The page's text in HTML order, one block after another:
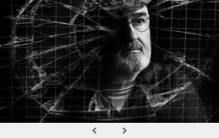
MAGAZÍN
GALÉRIA
ODPORÚČANÉ
NAJNOVŠIE
POPULÁRNE
POPULÁRNE DNES
OBĽUBENÉ
OBĽUBENÍ AUTORI